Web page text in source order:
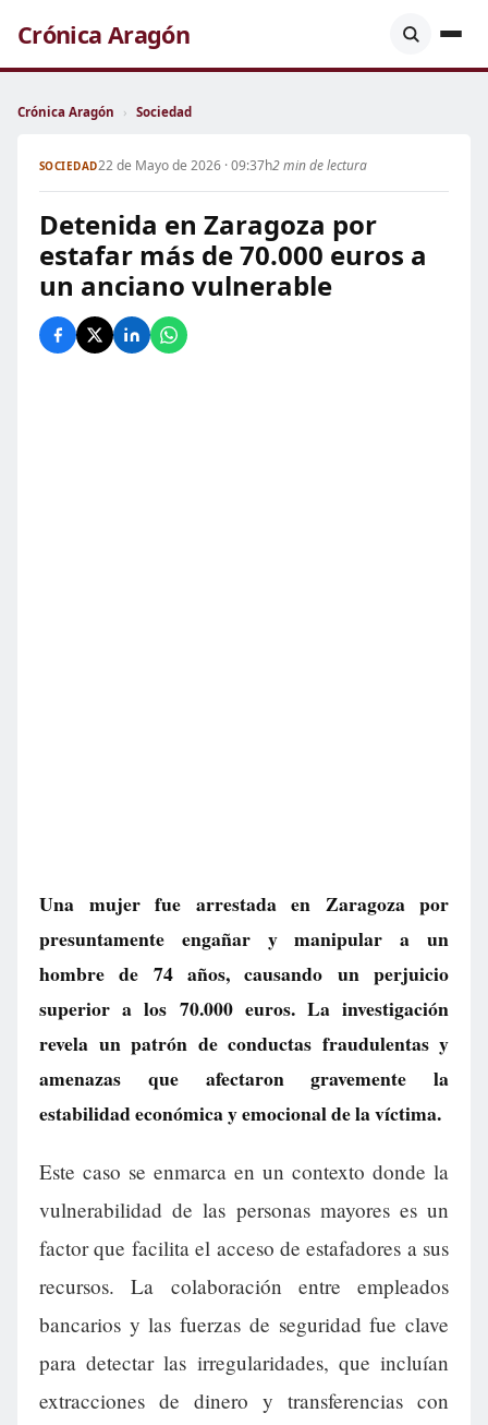
Crónica Aragón
Crónica Aragón › Sociedad
SOCIEDAD22 de Mayo de 2026 · 09:37h2 min de lectura
Detenida en Zaragoza por
estafar más de 70.000 euros a
un anciano vulnerable
Una mujer fue arrestada en Zaragoza por
presuntamente engañar y manipular a un
hombre de 74 años, causando un perjuicio
superior a los 70.000 euros. La investigación
revela un patrón de conductas fraudulentas y
amenazas que afectaron gravemente la
estabilidad económica y emocional de la víctima.
Este caso se enmarca en un contexto donde la
vulnerabilidad de las personas mayores es un
factor que facilita el acceso de estafadores a sus
recursos. La colaboración entre empleados
bancarios y las fuerzas de seguridad fue clave
para detectar las irregularidades, que incluían
extracciones de dinero y transferencias con